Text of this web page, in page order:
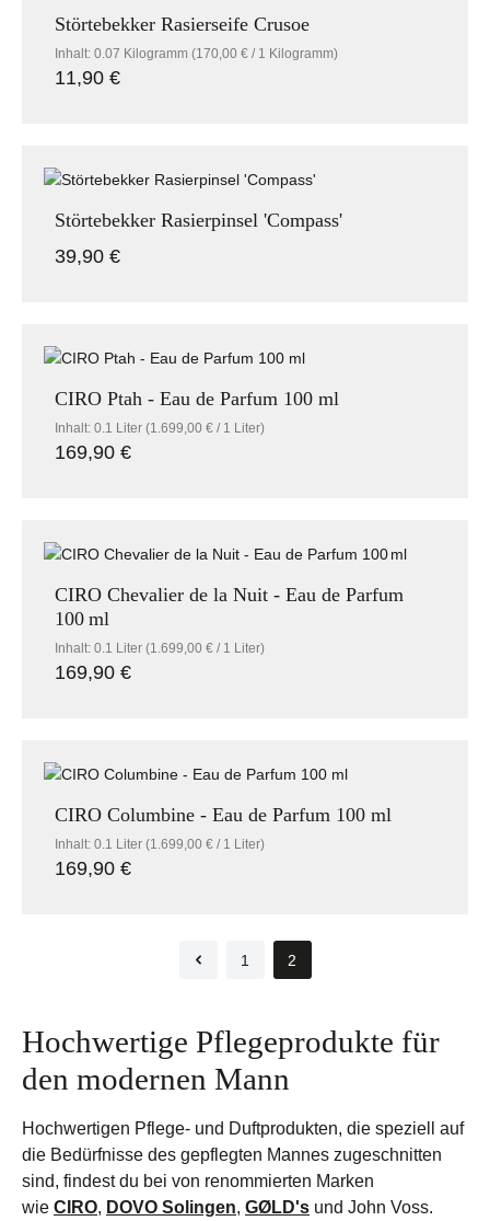
Störtebekker Rasierseife Crusoe
Inhalt:0.07 Kilogramm(170,00 € / 1 Kilogramm)
Regulärer Preis:
11,90 €
Störtebekker Rasierpinsel 'Compass'
Regulärer Preis:
39,90 €
CIRO Ptah - Eau de Parfum 100 ml
Inhalt:0.1 Liter(1.699,00 € / 1 Liter)
Regulärer Preis:
169,90 €
CIRO Chevalier de la Nuit - Eau de Parfum
100 ml
Inhalt:0.1 Liter(1.699,00 € / 1 Liter)
Regulärer Preis:
169,90 €
CIRO Columbine - Eau de Parfum 100 ml
Inhalt:0.1 Liter(1.699,00 € / 1 Liter)
Regulärer Preis:
169,90 €
Seite
1 Seite
2
Hochwertige Pflegeprodukte für
den modernen Mann
Hochwertigen Pflege- und Duftprodukten, die speziell auf
die Bedürfnisse des gepflegten Mannes zugeschnitten
sind, findest du bei von renommierten Marken
wieCIRO, DOVO Solingen, GØLD's und John Voss.